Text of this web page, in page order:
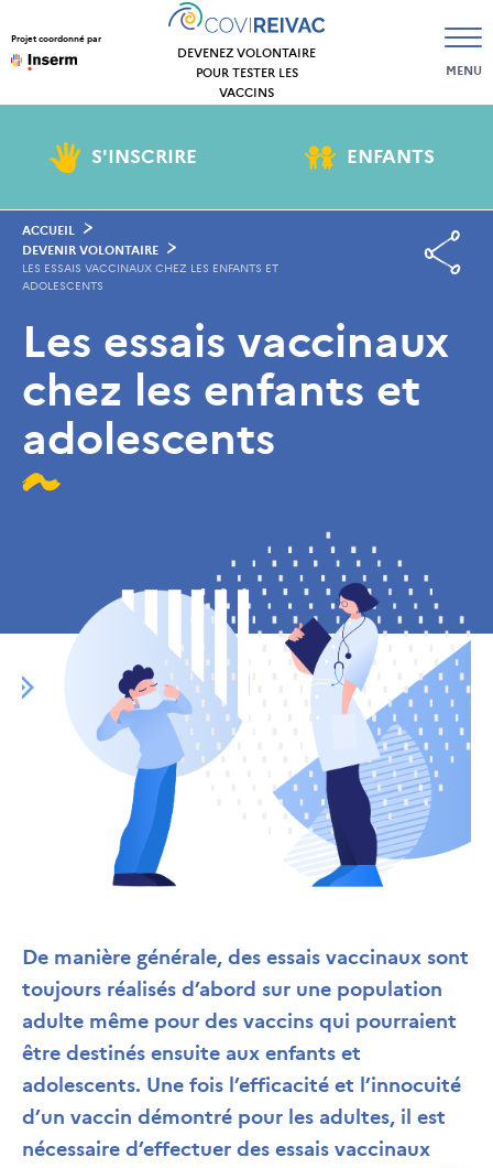
Projet coordonné par
MENU
DEVENEZ VOLONTAIRE
POUR TESTER LES
VACCINS
S'INSCRIRE ENFANTS
ACCUEIL
DEVENIR VOLONTAIRE
LES ESSAIS VACCINAUX CHEZ LES ENFANTS ET
ADOLESCENTS
Les essais vaccinaux
chez les enfants et
adolescents
De manière générale, des essais vaccinaux sont
toujours réalisés d’abord sur une population
adulte même pour des vaccins qui pourraient
être destinés ensuite aux enfants et
adolescents. Une fois l’efficacité et l’innocuité
d’un vaccin démontré pour les adultes, il est
nécessaire d’effectuer des essais vaccinaux